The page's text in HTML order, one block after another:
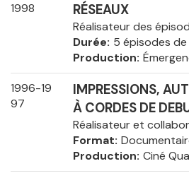
1998 RÉSEAUX
Réalisateur des
Durée 5 épisodes
Production
1996-19
97
IMPRESSIONS,
À CORDES DE
Réalisateur et
Format
Production Ciné